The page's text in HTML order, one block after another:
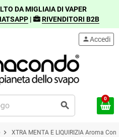
DA MIGLIAIA DI VAPER
| RIVENDITORI B2B
search
personAccedi
0
chevron_right XTRA MENTA E LIQUIRIZIA Aroma